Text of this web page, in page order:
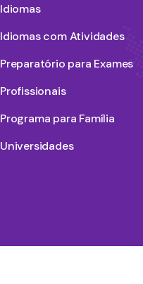
Idiomas
Idiomas com Atividades
Preparatório para Exames
Profissionais
Programa para Família
Universidades